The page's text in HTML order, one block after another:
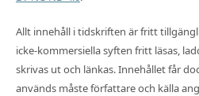
Allt innehåll i tidskriften är fritt
icke-kommersiella syften fritt läsas,
skrivas ut och länkas. Innehållet får
används måste författare och källa